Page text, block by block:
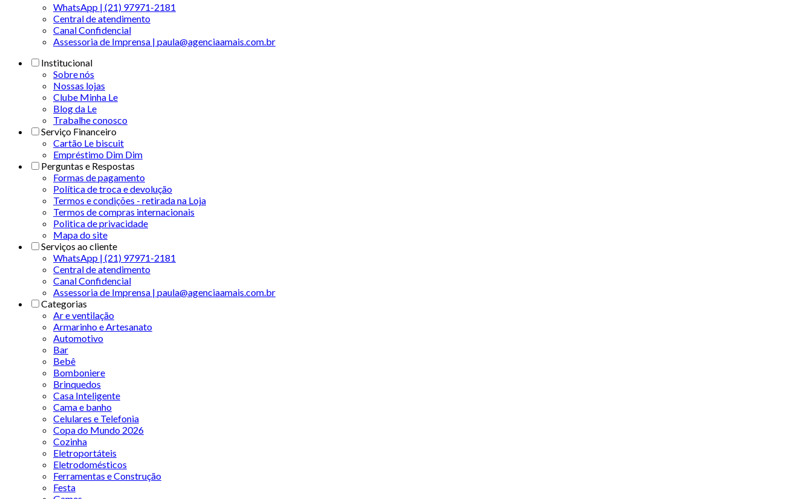
WhatsApp | (21) 97971-2181
Central de atendimento
Canal Confidencial
Assessoria de Imprensa | paula@agenciaamais.com.br
Institucional
Sobre nós
Nossas lojas
Clube Minha Le
Blog da Le
Trabalhe conosco
Serviço Financeiro
Cartão Le biscuit
Empréstimo Dim Dim
Perguntas e Respostas
Formas de pagamento
Política de troca e devolução
Termos e condições - retirada na Loja
Termos de compras internacionais
Politica de privacidade
Mapa do site
Serviços ao cliente
WhatsApp | (21) 97971-2181
Central de atendimento
Canal Confidencial
Assessoria de Imprensa | paula@agenciaamais.com.br
Categorias
Ar e ventilação
Armarinho e Artesanato
Automotivo
Bar
Bebê
Bomboniere
Brinquedos
Casa Inteligente
Cama e banho
Celulares e Telefonia
Copa do Mundo 2026
Cozinha
Eletroportáteis
Eletrodomésticos
Ferramentas e Construção
Festa